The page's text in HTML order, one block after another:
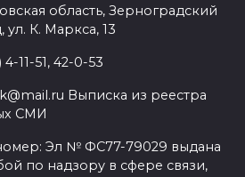
область, Зерноградский
ул. К. Маркса, 13
11-51, 42-0-53
Выписка из реестра
СМИ
Эл № ФС77-79029 выдана
по надзору в сфере связи,